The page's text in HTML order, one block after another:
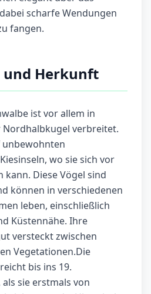
scharfe Wendungen
fangen.
und Herkunft
ist vor allem in
verbreitet.
wo sie sich vor
kann. Diese Vögel sind
können in verschiedenen
leben, einschließlich
Küstennähe. Ihre
versteckt zwischen
Vegetationen.Die
bis ins 19.
sie erstmals von